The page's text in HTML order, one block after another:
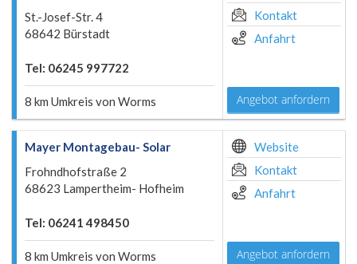
St.-Josef-Str. 4
68642 Bürstadt
Tel: 06245 997722
8 km Umkreis von Worms
Kontakt
Anfahrt
Angebot anfordern
Mayer Montagebau- Solar
Frohndhofstraße 2
68623 Lampertheim- Hofheim
Tel: 06241 498450
8 km Umkreis von Worms
Website
Kontakt
Anfahrt
Angebot anfordern